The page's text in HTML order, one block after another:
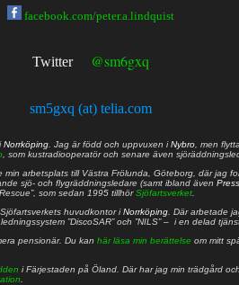
facebook.com/peter.a.lindquist
Twitter @sm6gxq
sm5gxq (at) telia.com
Norrköping . Jag är född och uppvuxen iNybro , men
, som kustradiooperatör och senare även
arbetsplats till Västra Frölunda, Göteborg, där jag
sjö- och flygräddningsledare (samt ibland även
Rescue”, som sedan 1995 tillhörSjöfartsverket
huvudkontor iNorrköping . Där arbetade
”DiscoSAR” och ”NILS” – i en delad
pensionär. Du kan här läsa min berättelse om mitt
i Färjestaden på Öland. Där har jag min trädgård